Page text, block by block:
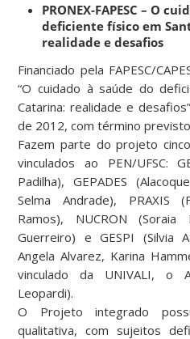
PRONEX-FAPESC – O
deficiente físico em
realidade e desafios
Financiado pela FAPESC/
“O cuidado à saúde do
Catarina: realidade e
de 2012, com término
Fazem parte do projeto
vinculados ao PEN/UFSC:
Padilha), GEPADES
Selma Andrade), PRAXIS
Ramos), NUCRON
Guerreiro) e GESPI (Silvia
Angela Alvarez, Karina
vinculado da UNIVALI, o
Leopardi).
O Projeto integrado
qualitativa, com sujeitos